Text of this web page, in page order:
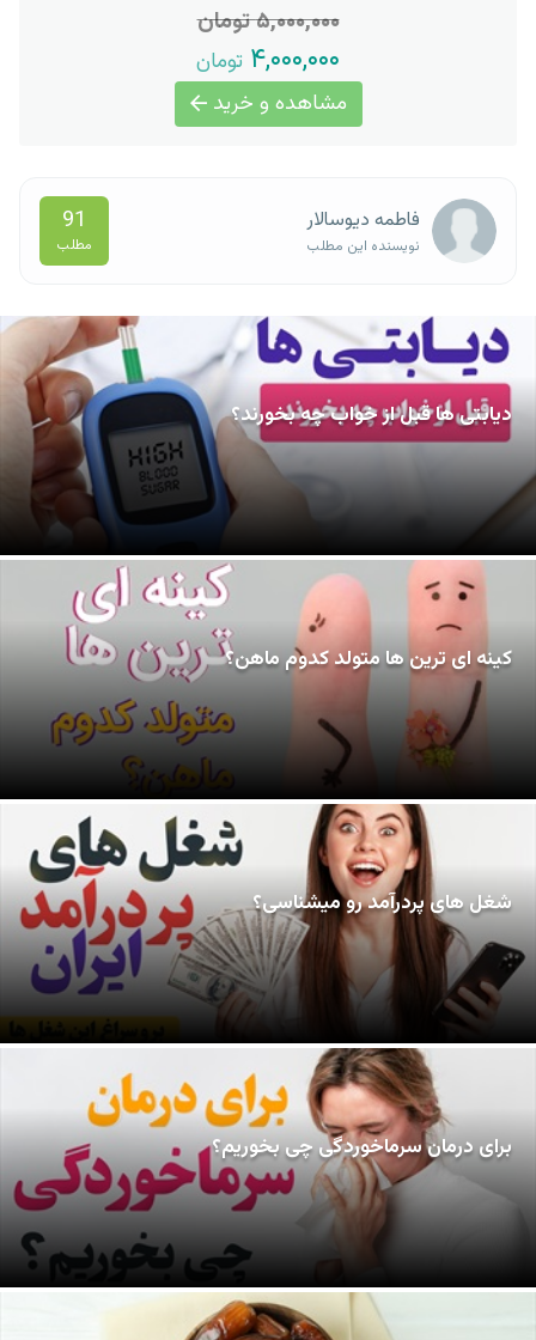
۵,۰۰۰,۰۰۰ تومان
۴,۰۰۰,۰۰۰ تومان
مشاهده و خرید
فاطمه دیوسالار
نویسنده این مطلب
91
مطلب
دیابتی ها قبل از خواب چه بخورند؟
کینه ای ترین ها متولد کدوم ماهن؟
شغل های پردرآمد رو میشناسی؟
برای درمان سرماخوردگی چی بخوریم؟